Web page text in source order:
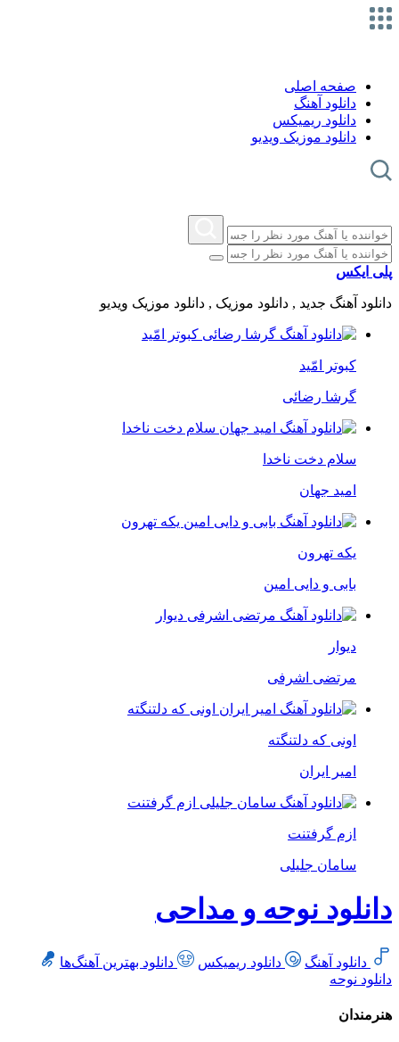
صفحه اصلی
دانلود آهنگ
دانلود ریمیکس
دانلود موزیک ویدیو
پلی ایکس
دانلود آهنگ جدید , دانلود موزیک , دانلود موزیک ویدیو
کبوتر امّید
گرشا رضائی
سلام دخت ناخدا
امید جهان
یکه تهرون
بابی و دایی امین
دیوار
مرتضی اشرفی
اونی که دلتنگته
امیر ایران
ازم گرفتنت
سامان جلیلی
دانلود نوحه و مداحی
دانلود آهنگ دانلود ریمیکس
دانلود بهترین آهنگ‌ها
دانلود نوحه
هنرمندان